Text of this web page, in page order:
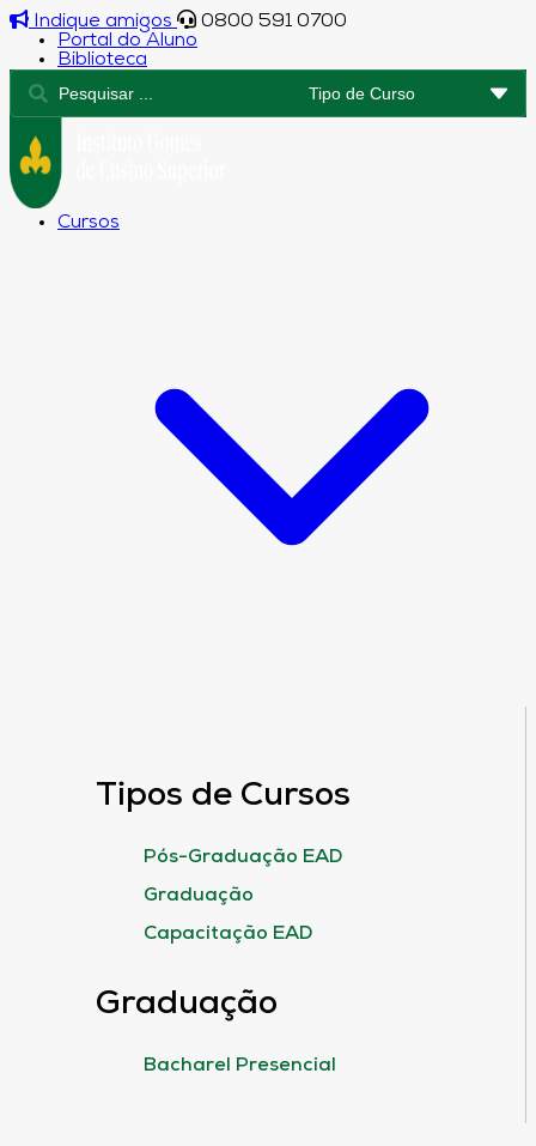
Indique amigos
0800 591 0700
Portal do Aluno
Biblioteca
Cursos
Tipos de Cursos
Pós-Graduação EAD
Graduação
Capacitação EAD
Graduação
Bacharel Presencial